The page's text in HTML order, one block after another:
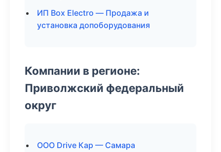
ИП Box Electro — Продажа и
установка допоборудования
Компании в регионе:
Приволжский федеральный
округ
ООО Drive Кар — Самара